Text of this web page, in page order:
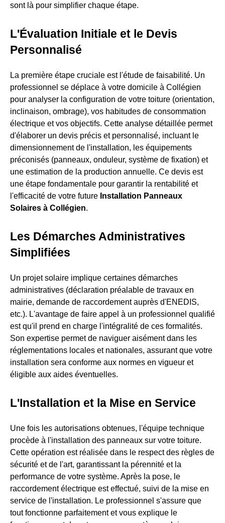
sont là pour simplifier chaque étape.
L'Évaluation Initiale et le Devis
Personnalisé
La première étape cruciale est l'étude de faisabilité. Un
professionnel se déplace à votre domicile à Collégien
pour analyser la configuration de votre toiture (orientation,
inclinaison, ombrage), vos habitudes de consommation
électrique et vos objectifs. Cette analyse détaillée permet
d'élaborer un devis précis et personnalisé, incluant le
dimensionnement de l'installation, les équipements
préconisés (panneaux, onduleur, système de fixation) et
une estimation de la production annuelle. Ce devis est
une étape fondamentale pour garantir la rentabilité et
l'efficacité de votre future Installation Panneaux
Solaires à Collégien.
Les Démarches Administratives
Simplifiées
Un projet solaire implique certaines démarches
administratives (déclaration préalable de travaux en
mairie, demande de raccordement auprès d'ENEDIS,
etc.). L'avantage de faire appel à un professionnel qualifié
est qu'il prend en charge l'intégralité de ces formalités.
Son expertise permet de naviguer aisément dans les
réglementations locales et nationales, assurant que votre
installation sera conforme aux normes en vigueur et
éligible aux aides éventuelles.
L'Installation et la Mise en Service
Une fois les autorisations obtenues, l'équipe technique
procède à l'installation des panneaux sur votre toiture.
Cette opération est réalisée dans le respect des règles de
sécurité et de l'art, garantissant la pérennité et la
performance de votre système. Après la pose, le
raccordement électrique est effectué, suivi de la mise en
service de l'installation. Le professionnel s'assure que
tout fonctionne parfaitement et vous explique le